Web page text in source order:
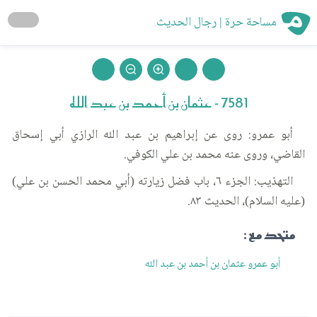
مساحة حرة | رجال الحديث
7581 - عثمان بن أحمد بن عبد الله
أبو عمرو: روى عن إبراهيم بن عبد الله الرازي أبي إسحاق
القاضي، وروى عنه محمد بن علي الكوفي.
التهذيب: الجزء ٦، باب فضل زيارته (أبي محمد الحسن بن علي)
(عليه السلام)، الحديث ٨٣.
متحد مع :
أبو عمرو عثمان بن أحمد بن عبد الله